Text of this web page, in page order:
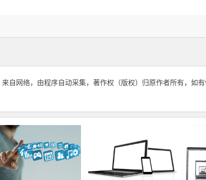
自网络，由程序自动采集，著作权（版权）归原作者所有，如有